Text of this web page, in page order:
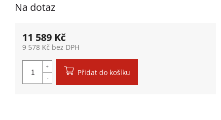
Na dotaz
11 589 Kč
9 578 Kč bez DPH
Přidat do košíku